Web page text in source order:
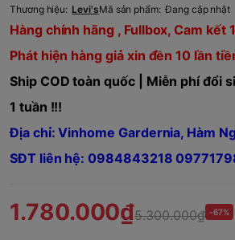
Thương hiệu: Levi'sMã sản phẩm: Đang cập nhật
Hàng chính hãng , Fullbox, Cam kết
Phát hiện hàng giả xin đền 10 lần
Ship COD toàn quốc | Miễn phí đổi
1 tuần !!!
Địa chỉ: Vinhome Gardernia, Hàm
SĐT liên hệ: 0984843218
1.780.000₫5.300.000₫ -67%